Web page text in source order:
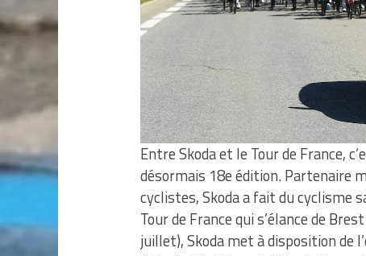
Entre Skoda et le Tour de France,
désormais 18e édition. Partenaire
cyclistes, Skoda a fait du cyclisme
Tour de France qui s’élance de
juillet), Skoda met à disposition de